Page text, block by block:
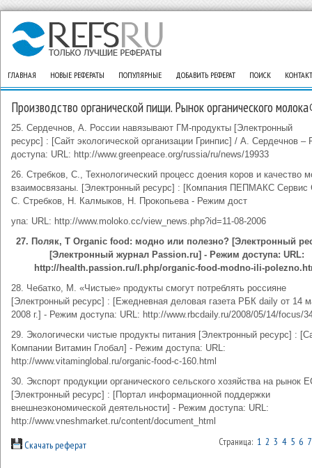
ГЛАВНАЯ НОВЫЕ РЕФЕРАТЫ ПОПУЛЯРНЫЕ ДОБАВИТЬ РЕФЕРАТ ПОИСК
Производство органической пищи. Рынок органического молока
25. Сердечнов, А. России навязывают ГМ-продукты [Электронный
ресурс] : [Сайт экологической организации Гринпис] / А. Сердечнов –
доступа: URL: http://www.greenpeace.org/russia/ru/news/19933
26. Стребков, С., Технологический процесс доения коров и качество
взаимосвязаны. [Электронный ресурс] : [Компания ПЕПМАКС
С. Стребков, Н. Калмыков, Н. Прокопьева - Режим дост
упа: URL: http://www.moloko.cc/view_news.php?id=11-08-2006
27. Поляк, Т Organic food: модно или полезно? [Электронный
[Электронный журнал Рassion.ru] - Режим доступа: URL:
http://health.passion.ru/l.php/organic-food-modno-ili-
28. Чебатко, М. «Чистые» продукты смогут потреблять россияне
[Электронный ресурс] : [Ежедневная деловая газета РБК dailу от 14
2008 г.] - Режим доступа: URL: http://www.rbcdaily.ru/2008/05/14/focus/
29. Экологически чистые продукты питания [Электронный ресурс] :
Компании Витамин Глобал] - Режим доступа: URL:
http://www.vitaminglobal.ru/organic-food-c-160.html
30. Экспорт продукции органического сельского хозяйства на рынок
[Электронный ресурс] : [Портал информационной поддержки
внешнеэкономической деятельности] - Режим доступа: URL:
http://www.vneshmarket.ru/content/document_html
Скачать реферат Страница: 1 2 3 4 5 6 7